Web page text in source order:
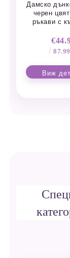
Дамско
черен
ръкави с
Виж